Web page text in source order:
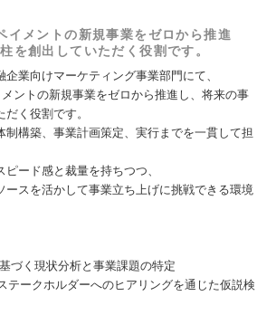
イメントの新規事業をゼロから推進
を創出していただく役割です。
業向けマーケティング事業部門にて、
ントの新規事業をゼロから推進し、将来の事
く役割です。
制構築、事業計画策定、実行までを一貫して担
ード感と裁量を持ちつつ、
ースを活かして事業立ち上げに挑戦できる環境
づく現状分析と事業課題の特定
テークホルダーへのヒアリングを通じた仮説検